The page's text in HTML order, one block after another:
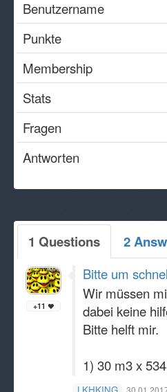
Benutzername
Punkte
Membership
Stats
Fragen
Antworten
1 Questions 2
+11
Bitte um
Wir müssen
dabei keine
Bitte helft mir.
1) 30 m3 x